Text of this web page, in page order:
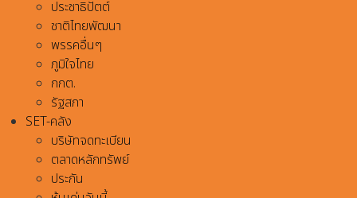
ประชาธิปัตต์
ชาติไทยพัฒนา
พรรคอื่นๆ
ภูมิใจไทย
กกต.
รัฐสภา
SET-คลัง
บริษัทจดทะเบียน
ตลาดหลักทรัพย์
ประกัน